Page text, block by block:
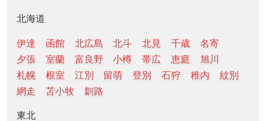
北海道
伊達 函館 北広島 北斗 北見 千歳
名寄
夕張
室蘭 富良野 小樽 帯広 恵庭
旭川
札幌
根室 江別 留萌 登別 石狩 稚内
紋別
網走
苫小牧 釧路
東北